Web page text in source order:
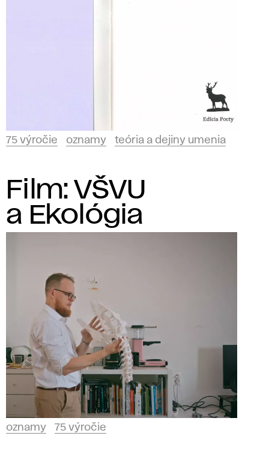
75 výročie oznamy teória a dejiny umenia
Film: VŠVU
a Ekológia
oznamy 75 výročie